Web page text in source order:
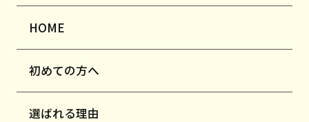
HOME
初めての方へ
選ばれる理由